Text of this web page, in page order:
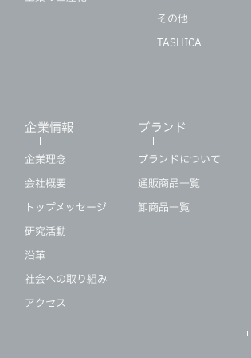
その他
TASHICA
企業情報
企業理念
会社概要
トップメッセージ
研究活動
沿革
社会への取り組み
アクセス
ブランド
ブランドについて
通販商品一覧
卸商品一覧